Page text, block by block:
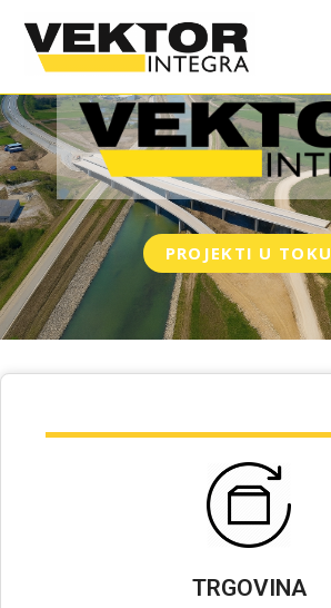
PROJEKTI U TOKU
TRGOVINA